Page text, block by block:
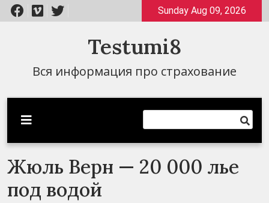
Перейти
к
Sunday Aug 09, 2026
Testumi8
Вся информация про страхование
Жюль Верн — 20 000 лье
под водой